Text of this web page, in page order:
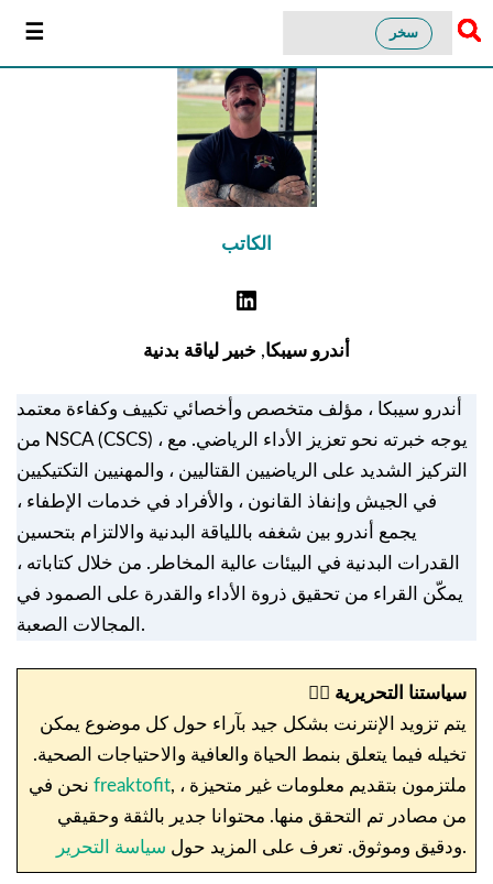
سخر
الكاتب
أندرو سيبكا, خبير لياقة بدنية
أندرو سيبكا ، مؤلف متخصص وأخصائي تكييف وكفاءة معتمد
من NSCA (CSCS) ، يوجه خبرته نحو تعزيز الأداء الرياضي. مع
التركيز الشديد على الرياضيين القتاليين ، والمهنيين التكتيكيين
في الجيش وإنفاذ القانون ، والأفراد في خدمات الإطفاء ،
يجمع أندرو بين شغفه باللياقة البدنية والالتزام بتحسين
القدرات البدنية في البيئات عالية المخاطر. من خلال كتاباته ،
يمكّن القراء من تحقيق ذروة الأداء والقدرة على الصمود في
المجالات الصعبة.
✍🏼 سياستنا التحريرية
يتم تزويد الإنترنت بشكل جيد بآراء حول كل موضوع يمكن
تخيله فيما يتعلق بنمط الحياة والعافية والاحتياجات الصحية.
freaktofit, ، ملتزمون بتقديم معلومات غير متحيزة
من مصادر تم التحقق منها. محتوانا جدير بالثقة وحقيقي
ودقيق وموثوق. تعرف على المزيد حول سياسة التحرير .